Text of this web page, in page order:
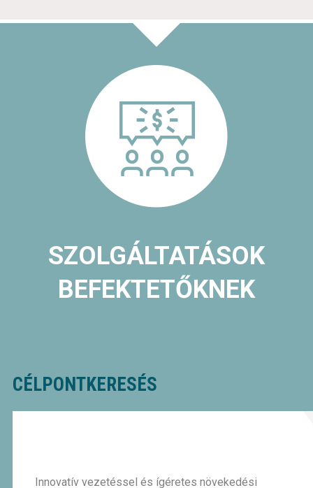
SZOLGÁLTATÁSOK
BEFEKTETŐKNEK
CÉLPONTKERESÉS
Innovatív vezetéssel és ígéretes növekedési